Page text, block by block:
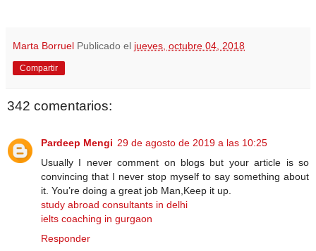
Marta Borruel Publicado el jueves, octubre 04, 2018
Compartir
342 comentarios:
Pardeep Mengi 29 de agosto de 2019 a las 10:25
Usually I never comment on blogs but your article is so
convincing that I never stop myself to say something about
it. You’re doing a great job Man,Keep it up.
study abroad consultants in delhi
ielts coaching in gurgaon
Responder